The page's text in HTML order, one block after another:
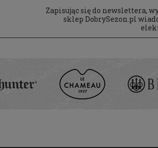
Zapisując się do newslettera,
sklep DobrySezon.pl